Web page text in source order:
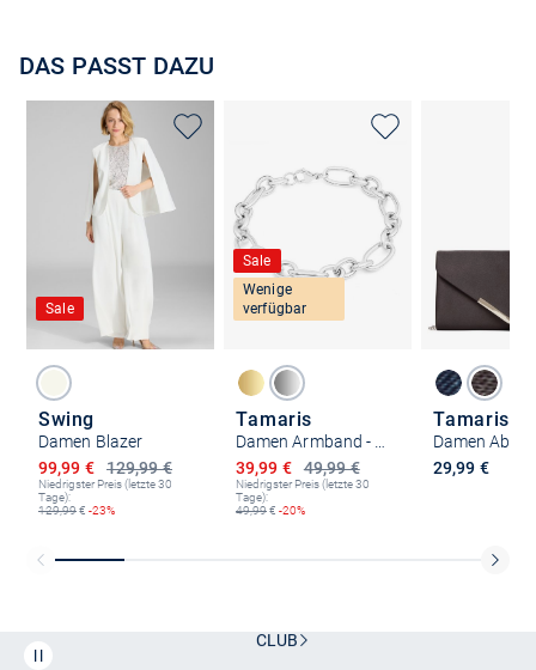
DAS PASST DAZU
Sale
Swing
Damen Blazer
129,99 €
Ermäßigter Preis
99,99 €
Niedrigster Preis (letzte 30
Tage):
129,99€ -23%
Sale
Wenige
verfügbar
Tamaris
Damen Armband - Elegant Chunky
49,99 €
Ermäßigter Preis
39,99 €
Niedrigster Preis (letzte 30
Tage):
49,99€ -20%
Tamaris
29,99 €